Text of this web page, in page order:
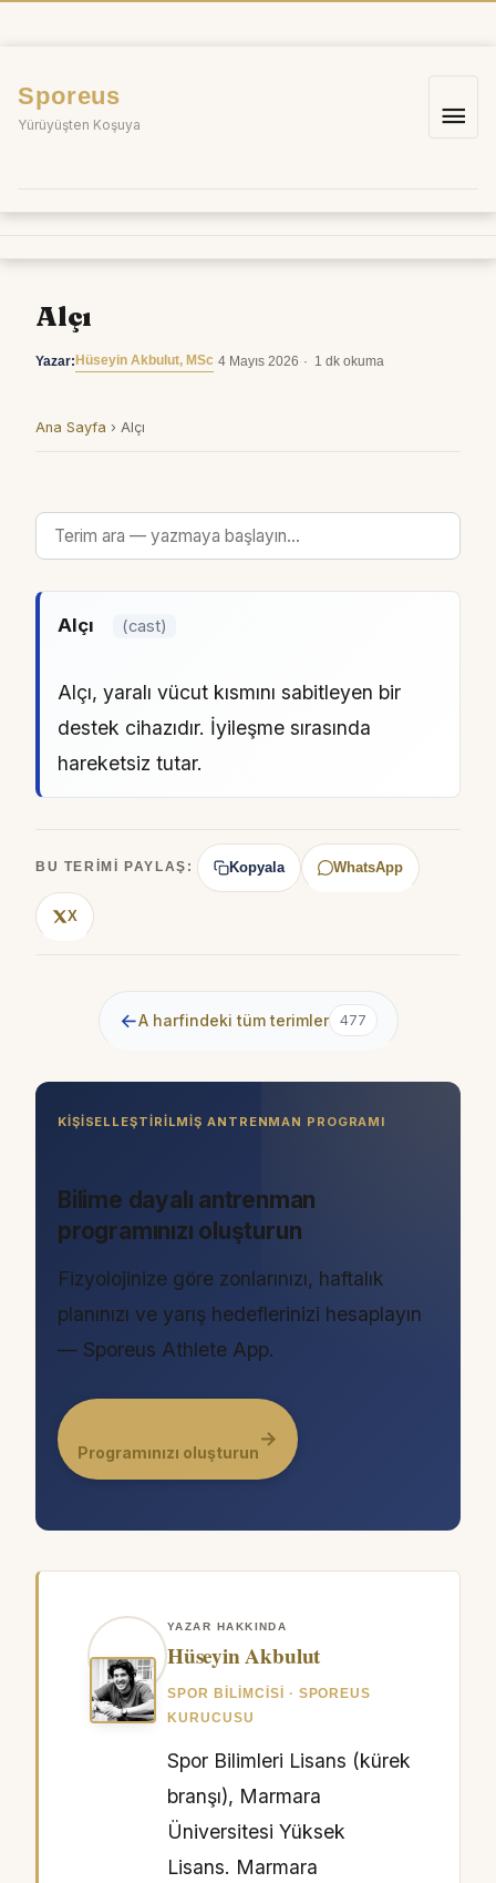
Sporeus
Yürüyüşten Koşuya
Ana
Alçı
Yazar: Hüseyin Akbulut, MSc 4 Mayıs 2026 1 dk okuma
Ana Sayfa › Alçı
Alçı (cast)
Alçı, yaralı vücut kısmını sabitleyen bir
destek cihazıdır. İyileşme sırasında
hareketsiz tutar.
BU TERIMI PAYLAŞ: Kopyala WhatsApp
X
←A harfindeki tüm terimler 477
KIŞISELLEŞTIRILMIŞ ANTRENMAN PROGRAMI
Bilime dayalı antrenman
programınızı oluşturun
Fizyolojinize göre zonlarınızı, haftalık
planınızı ve yarış hedeflerinizi hesaplayın
— Sporeus Athlete App.
Programınızı oluşturun
→
YAZAR HAKKINDA
Hüseyin Akbulut
SPOR BILIMCISI · SPOREUS
KURUCUSU
Spor Bilimleri Lisans (kürek
branşı), Marmara
Üniversitesi Yüksek
Lisans. Marmara